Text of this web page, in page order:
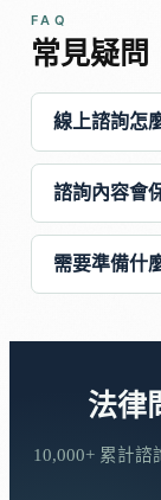
FAQ
常見疑問
線上諮詢怎
諮詢內容會
需要準備什
法律
10,000+ 累計諮